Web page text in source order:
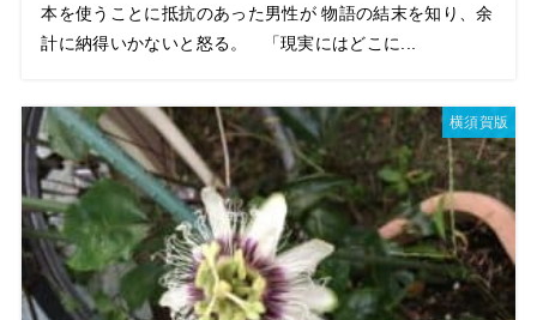
本を使うことに抵抗のあった男性が 物語の結末を知り、余
計に納得いかないと怒る。 「現実にはどこに...
横須賀版